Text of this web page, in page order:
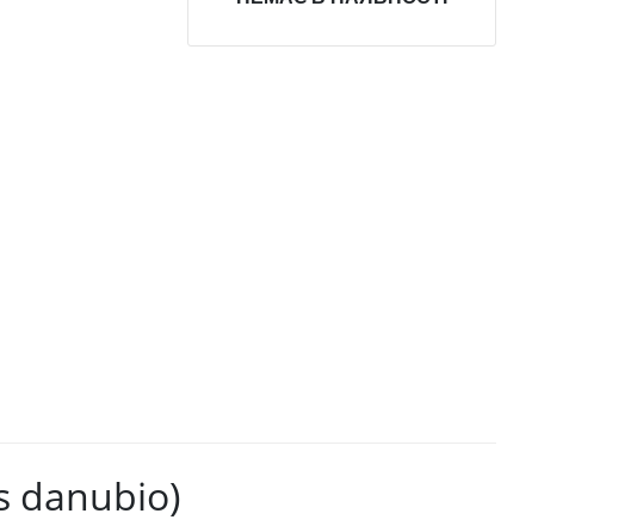
danubio)